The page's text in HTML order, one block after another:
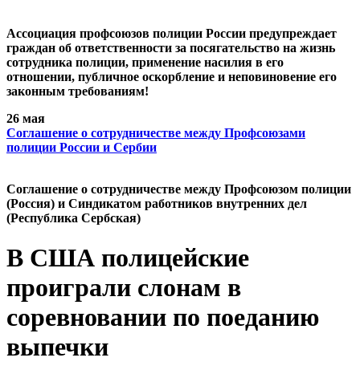
Ассоциация профсоюзов полиции России предупреждает
граждан об ответственности за посягательство на жизнь
сотрудника полиции, применение насилия в его
отношении, публичное оскорбление и неповиновение его
законным требованиям!
26 мая
Cоглашение о сотрудничестве между Профсоюзами
полиции России и Сербии
Cоглашение о сотрудничестве между Профсоюзом полиции
(Россия) и Синдикатом работников внутренних дел
(Республика Сербская)
В США полицейские
проиграли слонам в
соревновании по поеданию
выпечки